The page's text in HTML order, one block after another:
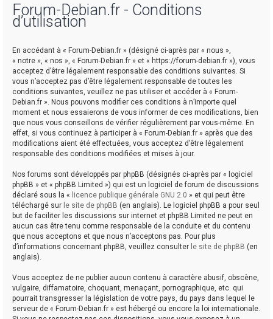
Forum-Debian.fr - Conditions
d’utilisation
En accédant à « Forum-Debian.fr » (désigné ci-après par « nous »,
« notre », « nos », « Forum-Debian.fr » et « https://forum-debian.fr »), vous
acceptez d’être légalement responsable des conditions suivantes. Si
vous n’acceptez pas d’être légalement responsable de toutes les
conditions suivantes, veuillez ne pas utiliser et accéder à « Forum-
Debian.fr ». Nous pouvons modifier ces conditions à n’importe quel
moment et nous essaierons de vous informer de ces modifications, bien
que nous vous conseillons de vérifier régulièrement par vous-même. En
effet, si vous continuez à participer à « Forum-Debian.fr » après que des
modifications aient été effectuées, vous acceptez d’être légalement
responsable des conditions modifiées et mises à jour.
Nos forums sont développés par phpBB (désignés ci-après par « logiciel
phpBB » et « phpBB Limited ») qui est un logiciel de forum de discussions
déclaré sous la « licence publique générale GNU 2.0 » et qui peut être
téléchargé sur le site de phpBB (en anglais). Le logiciel phpBB a pour seul
but de faciliter les discussions sur internet et phpBB Limited ne peut en
aucun cas être tenu comme responsable de la conduite et du contenu
que nous acceptons et que nous n’acceptons pas. Pour plus
d’informations concernant phpBB, veuillez consulter le site de phpBB (en
anglais).
Vous acceptez de ne publier aucun contenu à caractère abusif, obscène,
vulgaire, diffamatoire, choquant, menaçant, pornographique, etc. qui
pourrait transgresser la législation de votre pays, du pays dans lequel le
serveur de « Forum-Debian.fr » est hébergé ou encore la loi internationale.